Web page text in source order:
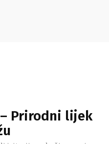
Prirodni lijek